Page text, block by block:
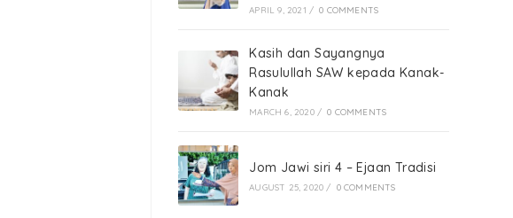
APRIL 9, 2021 / 0 COMMENTS
Kasih dan Sayangnya
Rasulullah SAW kepada Kanak-
Kanak
MARCH 6, 2020 / 0 COMMENTS
Jom Jawi siri 4 – Ejaan Tradisi
AUGUST 25, 2020 / 0 COMMENTS